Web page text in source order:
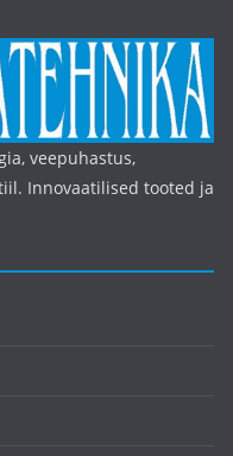
veepuhastus,
Innovaatilised tooted ja